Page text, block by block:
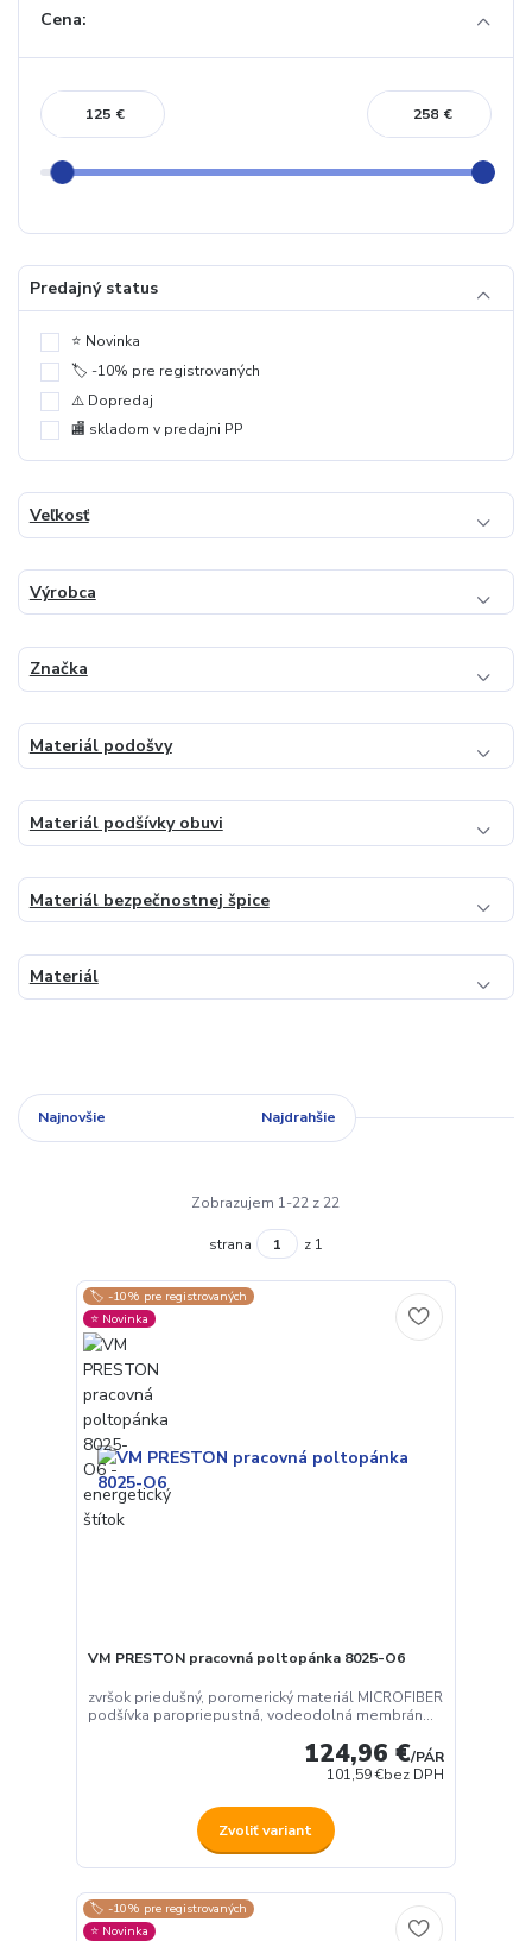
Cena:
€ €
Predajný status
⭐️ Novinka
🏷️ -10% pre registrovaných
⚠️ Dopredaj
🏬 skladom v predajni PP
Veľkosť
Výrobca
Značka
Materiál podošvy
Materiál podšívky obuvi
Materiál bezpečnostnej špice
Materiál
Najnovšie Najdrahšie
Zobrazujem 1-22 z 22
strana z 1
🏷️ -10% pre registrovaných
⭐️ Novinka
VM PRESTON pracovná poltopánka 8025-O6
zvršok priedušný, poromerický materiál MICROFIBER
podšívka paropriepustná, vodeodolná membrán...
124,96 €/PÁR
101,59 €bez DPH
Zvoliť variant
🏷️ -10% pre registrovaných
⭐️ Novinka